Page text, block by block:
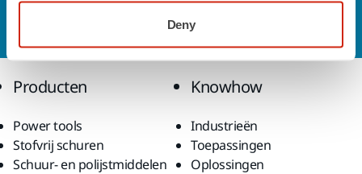
Deny
Producten
Power tools
Stofvrij schuren
Schuur- en polijstmiddelen
Knowhow
Industrieën
Toepassingen
Oplossingen